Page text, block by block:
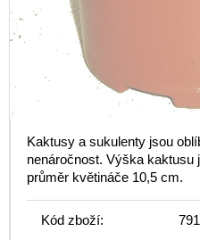
Kaktusy a sukulenty jsou
nenáročnost. Výška kaktusu
průměr květináče 10,5 cm.
Kód zboží: 791